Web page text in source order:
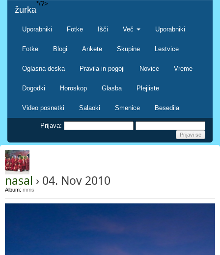
žurka
Uporabniki Fotke Išči Več Uporabniki
Fotke Blogi Ankete Skupine Lestvice
Oglasna deska Pravila in pogoji Novice Vreme
Dogodki Horoskop Glasba Plejliste
Video posnetki Salaoki Smenice Besedila
*/?>
Prijava:
nasal › 04. Nov 2010
Album: mms